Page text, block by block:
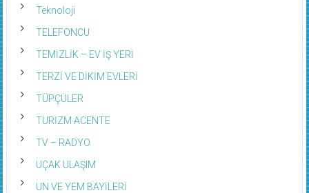
Teknoloji
TELEFONCU
TEMİZLİK – EV İŞ YERİ
TERZİ VE DİKİM EVLERİ
TÜPÇÜLER
TURİZM ACENTE
TV – RADYO
UÇAK ULAŞIM
UN VE YEM BAYİLERİ